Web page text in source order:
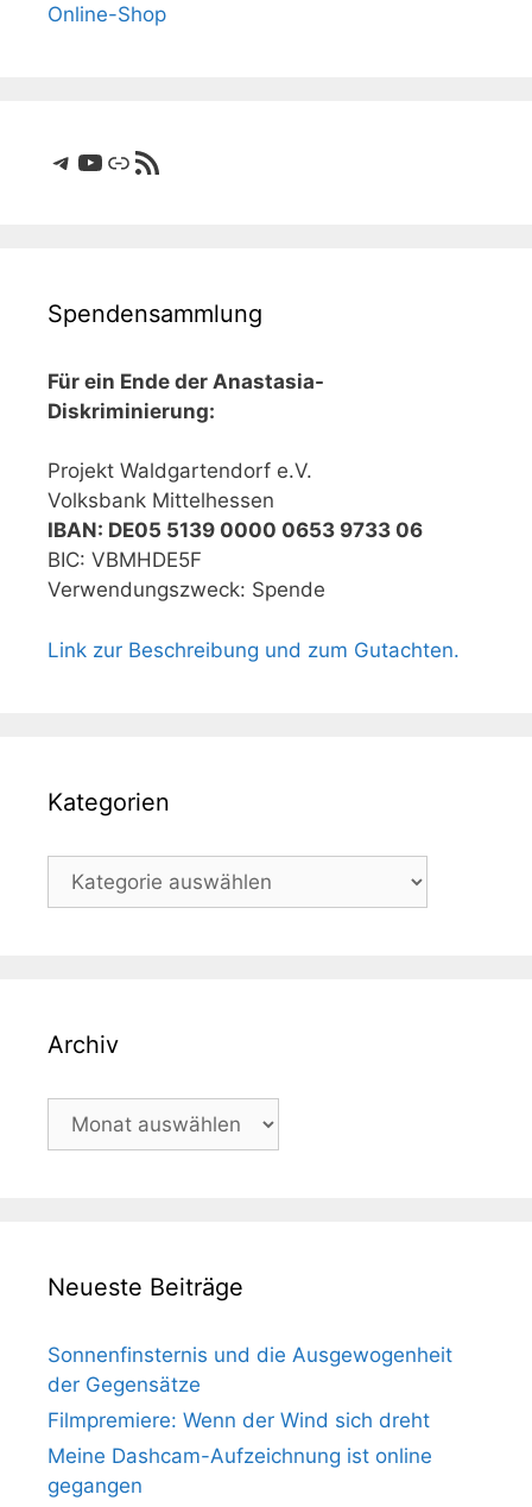
Online-Shop
Telegram
YouTube
LinkRSS-Feed
Spendensammlung
Für ein Ende der Anastasia-
Diskriminierung:
Projekt Waldgartendorf e.V.
Volksbank Mittelhessen
IBAN: DE05 5139 0000 0653 9733 06
BIC: VBMHDE5F
Verwendungszweck: Spende
Link zur Beschreibung und zum Gutachten.
Kategorien
Kategorien
Archiv
Archiv
Neueste Beiträge
Sonnenfinsternis und die Ausgewogenheit
der Gegensätze
Filmpremiere: Wenn der Wind sich dreht
Meine Dashcam-Aufzeichnung ist online
gegangen